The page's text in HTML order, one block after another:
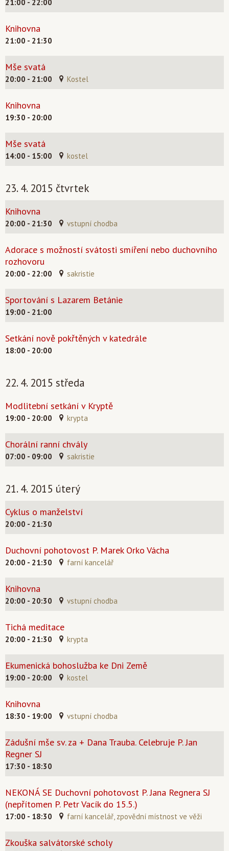
21:00 - 22:00
Knihovna
21:00 - 21:30
Mše svatá
20:00 - 21:00 Kostel
Knihovna
19:30 - 20:00
Mše svatá
14:00 - 15:00 kostel
23. 4. 2015 čtvrtek
Knihovna
20:00 - 21:30 vstupní chodba
Adorace s možností svátosti smíření nebo duchovního
rozhovoru
20:00 - 22:00 sakristie
Sportování s Lazarem Betánie
19:00 - 21:00
Setkání nově pokřtěných v katedrále
18:00 - 20:00
22. 4. 2015 středa
Modlitební setkání v Kryptě
19:00 - 20:00 krypta
Chorální ranní chvály
07:00 - 09:00 sakristie
21. 4. 2015 úterý
Cyklus o manželství
20:00 - 21:30
Duchovní pohotovost P. Marek Orko Vácha
20:00 - 21:30 farní kancelář
Knihovna
20:00 - 20:30 vstupní chodba
Tichá meditace
20:00 - 21:30 krypta
Ekumenická bohoslužba ke Dni Země
19:00 - 20:00 kostel
Knihovna
18:30 - 19:00 vstupní chodba
Zádušní mše sv. za + Dana Trauba. Celebruje P. Jan
Regner SJ
17:30 - 18:30
NEKONÁ SE Duchovní pohotovost P. Jana Regnera SJ
(nepřítomen P. Petr Vacík do 15.5.)
17:00 - 18:30 farní kancelář, zpovědní místnost ve věži
Zkouška salvátorské scholy